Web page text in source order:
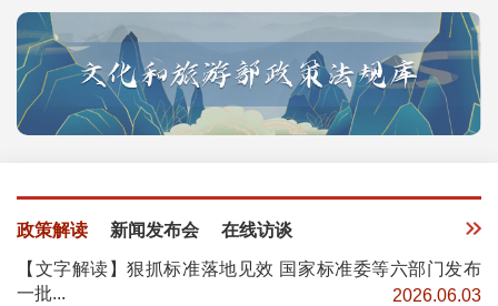
政策解读 新闻发布会 在线访谈
【文字解读】狠抓标准落地见效 国家标准委等六部门发布
一批...
2026.06.03